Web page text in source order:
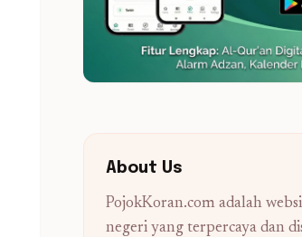
About Us
PojokKoran.com adalah
negeri yang terpercaya dan